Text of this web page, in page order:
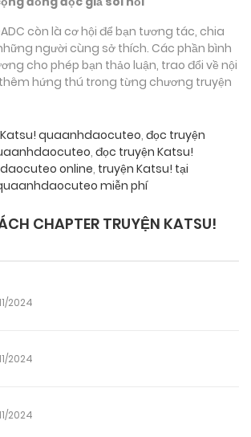
còn là cơ hội để bạn tương tác, chia
người cùng sở thích. Các phần bình
cho phép bạn thảo luận, trao đổi về nội
hứng thú trong từng chương truyện
quaanhdaocuteo, đọc truyện
, đọc truyện Katsu!
online, truyện Katsu! tại
miễn phí
CHAPTER TRUYỆN KATSU!
2024
2024
2024